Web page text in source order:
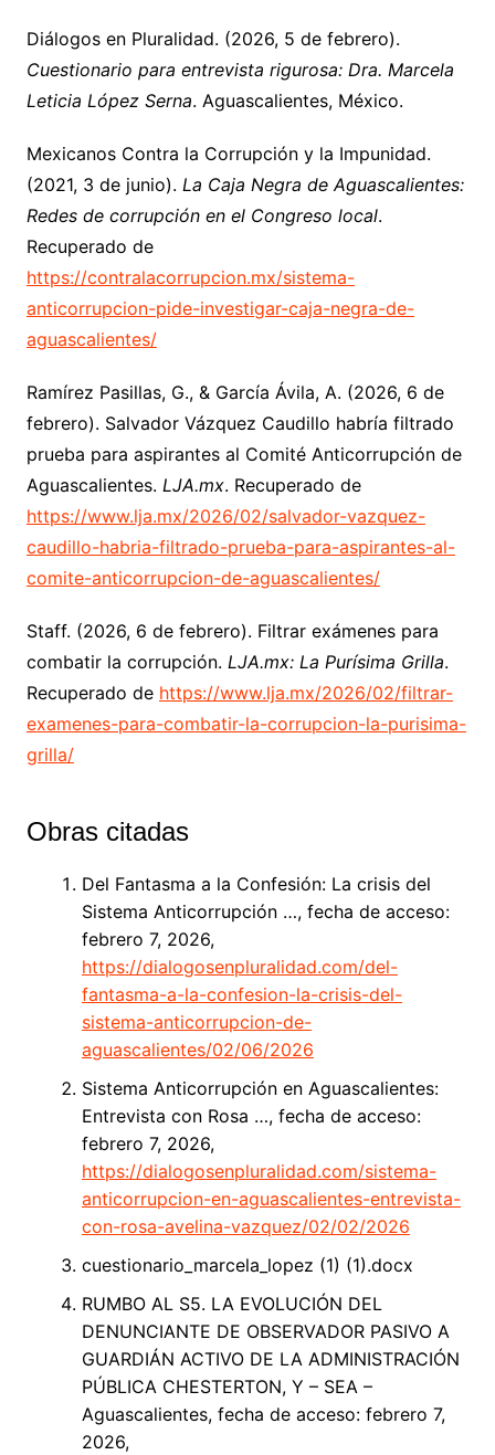
Diálogos en Pluralidad. (2026, 5 de febrero).
Cuestionario para entrevista rigurosa: Dra. Marcela
Leticia López Serna. Aguascalientes, México.
Mexicanos Contra la Corrupción y la Impunidad.
(2021, 3 de junio). La Caja Negra de Aguascalientes:
Redes de corrupción en el Congreso local.
Recuperado de
https://contralacorrupcion.mx/sistema-
anticorrupcion-pide-investigar-caja-negra-de-
aguascalientes/
Ramírez Pasillas, G., & García Ávila, A. (2026, 6 de
febrero). Salvador Vázquez Caudillo habría filtrado
prueba para aspirantes al Comité Anticorrupción de
Aguascalientes. LJA.mx. Recuperado de
https://www.lja.mx/2026/02/salvador-vazquez-
caudillo-habria-filtrado-prueba-para-aspirantes-al-
comite-anticorrupcion-de-aguascalientes/
Staff. (2026, 6 de febrero). Filtrar exámenes para
combatir la corrupción. LJA.mx: La Purísima Grilla.
Recuperado de https://www.lja.mx/2026/02/filtrar-
examenes-para-combatir-la-corrupcion-la-purisima-
grilla/
Obras citadas
Del Fantasma a la Confesión: La crisis del
Sistema Anticorrupción …, fecha de acceso:
febrero 7, 2026,
https://dialogosenpluralidad.com/del-
fantasma-a-la-confesion-la-crisis-del-
sistema-anticorrupcion-de-
aguascalientes/02/06/2026
Sistema Anticorrupción en Aguascalientes:
Entrevista con Rosa …, fecha de acceso:
febrero 7, 2026,
https://dialogosenpluralidad.com/sistema-
anticorrupcion-en-aguascalientes-entrevista-
con-rosa-avelina-vazquez/02/02/2026
cuestionario_marcela_lopez (1) (1).docx
RUMBO AL S5. LA EVOLUCIÓN DEL
DENUNCIANTE DE OBSERVADOR PASIVO A
GUARDIÁN ACTIVO DE LA ADMINISTRACIÓN
PÚBLICA CHESTERTON, Y – SEA –
Aguascalientes, fecha de acceso: febrero 7,
2026,